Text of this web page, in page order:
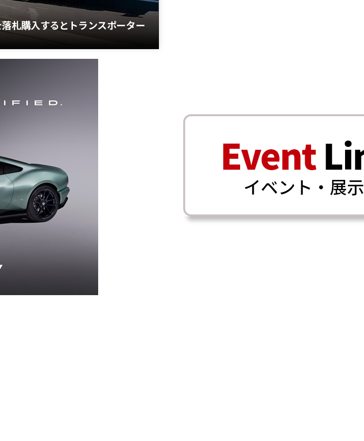
札購入するとトランスポーター